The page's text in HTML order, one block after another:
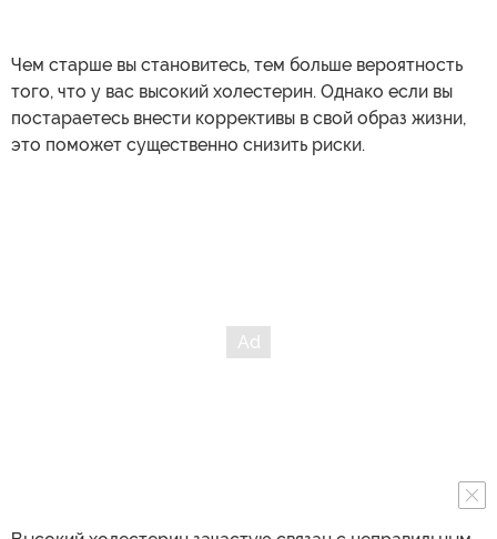
Чем старше вы становитесь, тем больше вероятность
того, что у вас высокий холестерин. Однако если вы
постараетесь внести коррективы в свой образ жизни,
это поможет существенно снизить риски.